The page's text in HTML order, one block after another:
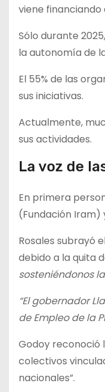
viene
Sólo durante
la autonomía de
El 55% de las
sus iniciativas.
Actualmente,
sus actividades.
La voz de
En primera
(Fundación Iram)
Rosales subrayó
debido a la quita
sosteniéndonos
“El gobernador
de Empleo de la
Godoy reconoció
colectivos
nacionales”.